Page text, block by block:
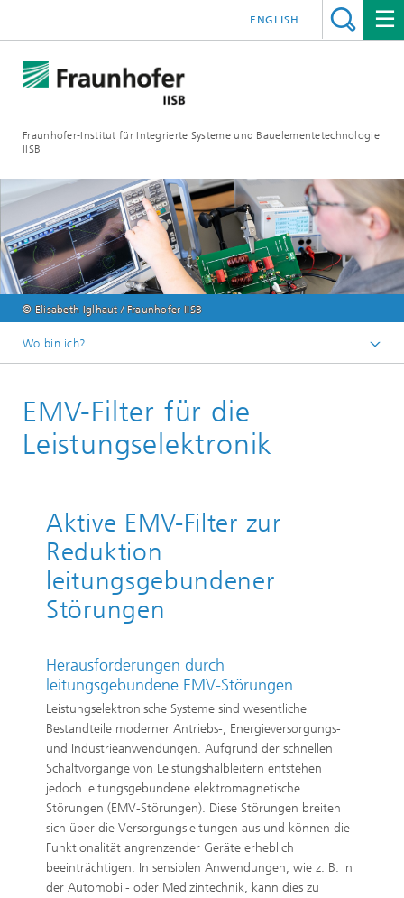
Fraunhofer-Institut für Integrierte Systeme und Bauelementetechnologie
IISB
ENGLISH
© Elisabeth Iglhaut / Fraunhofer IISB
Wo bin ich?
Leistungselektronik
EMV-Filter für die
Leistungselektronik
Aktive EMV-Filter zur
Reduktion
leitungsgebundener
Störungen
Herausforderungen durch
leitungsgebundene EMV-Störungen
Leistungselektronische Systeme sind wesentliche
Bestandteile moderner Antriebs-, Energieversorgungs-
und Industrieanwendungen. Aufgrund der schnellen
Schaltvorgänge von Leistungshalbleitern entstehen
jedoch leitungsgebundene elektromagnetische
Störungen (EMV-Störungen). Diese Störungen breiten
sich über die Versorgungsleitungen aus und können die
Funktionalität angrenzender Geräte erheblich
beeinträchtigen. In sensiblen Anwendungen, wie z. B. in
der Automobil- oder Medizintechnik, kann dies zu